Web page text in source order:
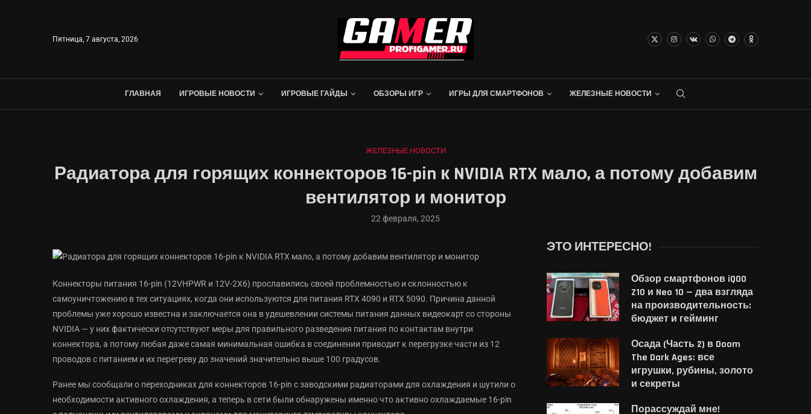
Пятница, 7 августа, 2026
ГЛАВНАЯ ИГРОВЫЕ НОВОСТИ ИГРОВЫЕ ГАЙДЫ ОБЗОРЫ ИГР ИГРЫ ДЛЯ СМАРТФОНОВ ЖЕЛЕЗНЫЕ НОВОСТИ
ЖЕЛЕЗНЫЕ НОВОСТИ
Радиатора для горящих коннекторов 16-pin к NVIDIA RTX мало, а потому добавим
вентилятор и монитор
22 февраля, 2025
Коннекторы питания 16-pin (12VHPWR и 12V-2X6) прославились своей проблемностью и склонностью к
самоуничтожению в тех ситуациях, когда они используются для питания RTX 4090 и RTX 5090. Причина данной
проблемы уже хорошо известна и заключается она в удешевлении системы питания данных видеокарт со стороны
NVIDIA — у них фактически отсутствуют меры для правильного разведения питания по контактам внутри
коннектора, а потому любая даже самая минимальная ошибка в соединении приводит к перегрузке части из 12
проводов с питанием и их перегреву до значений значительно выше 100 градусов.
Ранее мы сообщали о переходниках для коннекторов 16-pin с заводскими радиаторами для охлаждения и шутили о
необходимости активного охлаждения, а теперь в сети были обнаружены именно что активно охлаждаемые 16-pin
ЭТО ИНТЕРЕСНО!
Обзор смартфонов iQOO
Z10 и Neo 10 — два взгляда
на производительность:
бюджет и гейминг
Осада (Часть 2) в Doom
The Dark Ages: все
игрушки, рубины, золото
и секреты
Порассуждай мне!